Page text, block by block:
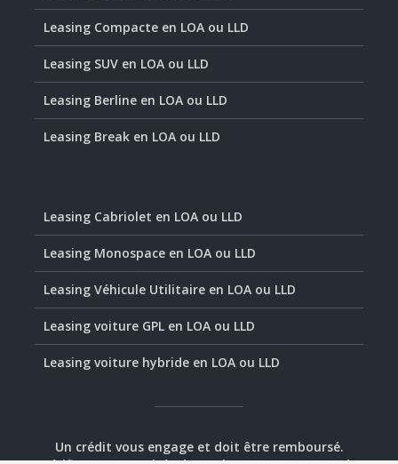
Leasing Compacte en LOA ou LLD
Leasing SUV en LOA ou LLD
Leasing Berline en LOA ou LLD
Leasing Break en LOA ou LLD
Leasing Cabriolet en LOA ou LLD
Leasing Monospace en LOA ou LLD
Leasing Véhicule Utilitaire en LOA ou LLD
Leasing voiture GPL en LOA ou LLD
Leasing voiture hybride en LOA ou LLD
Un crédit vous engage et doit être remboursé.